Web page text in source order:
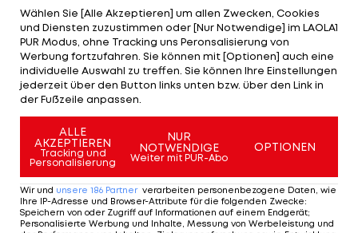
lediglich 1:01 Stunden. Nächster Gegner ist Tomas
Berdych (7). Der Tscheche stoppt Kevin Anderson
(RSA) mit einem 7:5,6:2-Sieg. Gegen Djokovic ist
Berdych absoluter Außenseiter, weist er doch
eine 1:14-Bilanz gegen den
Weltranglistenführenden auf.
Mehr zum Thema
Wählen Sie [Alle Akzeptieren] um allen Zwecken, Cookies
und Diensten zuzustimmen oder [Nur Notwendige] im LAOLA1
PUR Modus, ohne Tracking uns Peronsalisierung von
Werbung fortzufahren. Sie können mit [Optionen] auch eine
individuelle Auswahl zu treffen. Sie können Ihre Einstellungen
jederzeit über den Button links unten bzw. über den Link in
der Fußzeile anpassen.
ALLE
AKZEPTIEREN
Tracking und
Personalisierung
NUR
NOTWENDIGE
Weiter mit PUR-Abo
OPTIONEN
Wir und unsere 186 Partner verarbeiten personenbezogene Daten, wie
Ihre IP-Adresse und Browser-Attribute für die folgenden Zwecke:
Speichern von oder Zugriff auf Informationen auf einem Endgerät;
Personalisierte Werbung und Inhalte, Messung von Werbeleistung und